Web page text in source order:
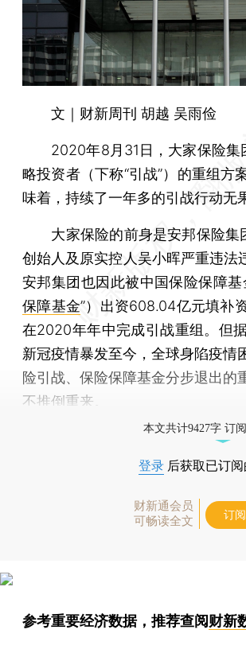
文｜财新周刊 胡越 吴雨俭
2020年8月31日，大家保险集
略投资者（下称“引战”）的重组方
味着，持续了一年多的引战行动无
大家保险的前身是安邦保险集
创始人及原实控人吴小晖严重违法
安邦集团也因此被中国保险保障
保障基金”）出资608.04亿元填补
在2020年年中完成引战重组。但
新冠疫情暴发至今，全球身陷疫情
险引战、保险保障基金分步退出的
不推倒重来。
本文共计9427字 订
登录 后获取已订
财新通会员
可畅读全文
订
参考重要经济数据，推荐查阅财新